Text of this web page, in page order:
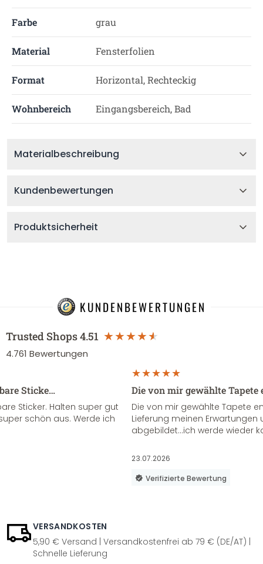
Farbe grau
Material Fensterfolien
Format Horizontal, Rechteckig
Wohnbereich Eingangsbereich, Bad
Materialbeschreibung
Kundenbewertungen
Produktsicherheit
KUNDENBEWERTUNGEN
Trusted Shops4.51
4.761 Bewertungen
Sticke…
Sticker. Halten super gut
schön aus. Werde ich
Die von mir gewählte
Die von mir gewählte Tapete
Lieferung meinen Erwartungen
abgebildet...ich werde wieder
23.07.2026
Verifizierte Bewertung
VERSANDKOSTEN
5,90 € Versand | Versandkostenfrei ab 79 € (DE/AT) |
Schnelle Lieferung